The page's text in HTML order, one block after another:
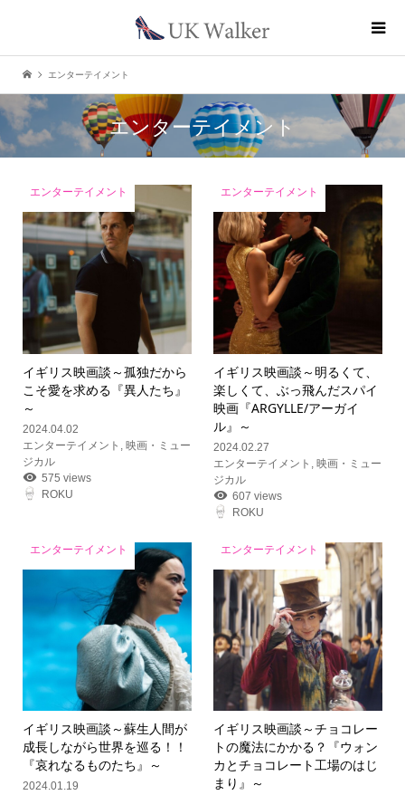
エンターテイメント
エンターテイメント
エンターテイメント
イギリス映画談 ～孤独だから
こそ愛を求める『異人たち』
～
2024.04.02
エンターテイメント
映画・ミュー
ジカル
575 views
ROKU
エンターテイメント
イギリス映画談 ～明るくて、
楽しくて、ぶっ飛んだスパイ
映画『ARGYLLE/アーガイ
ル』～
2024.02.27
エンターテイメント
,映画・ミュー
ジカル
607 views
ROKU
エンターテイメント
イギリス映画談 ～蘇生人間が
成長しながら世界を巡る！！
『哀れなるものたち』～
2024.01.19
エンターテイメント
イギリス映画談 ～チョコレー
トの魔法にかかる？『ウォン
カとチョコレート工場のはじ
まり』～